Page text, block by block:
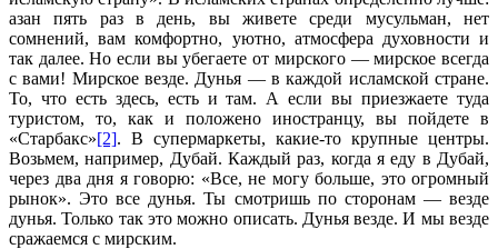
азан пять раз в день, вы живете среди мусульман, нет
сомнений, вам комфортно, уютно, атмосфера духовности и
так далее. Но если вы убегаете от мирского — мирское всегда
с вами! Мирское везде. Дунья — в каждой исламской стране.
То, что есть здесь, есть и там. А если вы приезжаете туда
туристом, то, как и положено иностранцу, вы пойдете в
«Старбакс»[2]. В супермаркеты, какие-то крупные центры.
Возьмем, например, Дубай. Каждый раз, когда я еду в Дубай,
через два дня я говорю: «Все, не могу больше, это огромный
рынок». Это все дунья. Ты смотришь по сторонам — везде
дунья. Только так это можно описать. Дунья везде. И мы везде
сражаемся с мирским.